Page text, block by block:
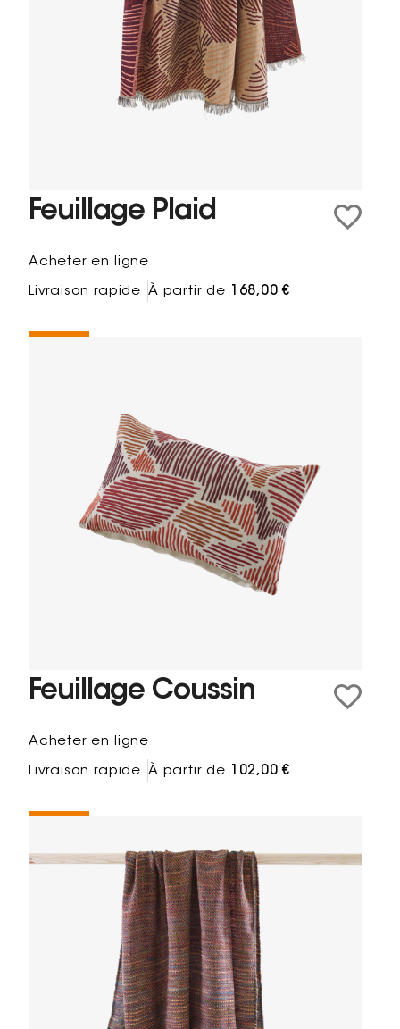
Feuillage Plaid
Acheter en ligne
Livraison rapide À partir de 168,00 €
Feuillage Coussin
Acheter en ligne
Livraison rapide À partir de 102,00 €